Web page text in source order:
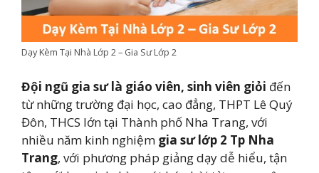
Dạy Kèm Tại Nhà Lớp 2 – Gia Sư Lớp 2
Đội ngũ gia sư là giáo viên, sinh viên giỏi đến
từ những trường đại học, cao đẳng, THPT Lê Quý
Đôn, THCS lớn tại Thành phố Nha Trang, với
nhiều năm kinh nghiệm gia sư lớp 2 Tp Nha
Trang, với phương pháp giảng dạy dễ hiểu, tận